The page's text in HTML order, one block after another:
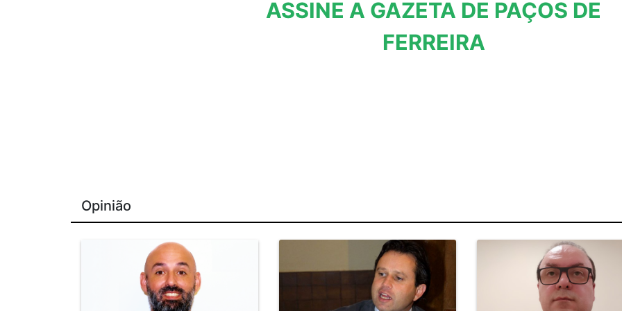
ASSINE A GAZETA DE PAÇOS DE
FERREIRA
Opinião